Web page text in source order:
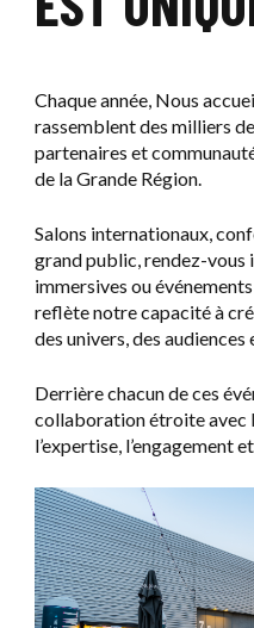
Chaque année, Nous
rassemblent des milliers
partenaires et
de la Grande Région.
Salons internationaux,
grand public, rendez-vous
immersives ou
reflète notre capacité à
des univers, des
Derrière chacun de ces
collaboration étroite avec
l’expertise, l’engagement